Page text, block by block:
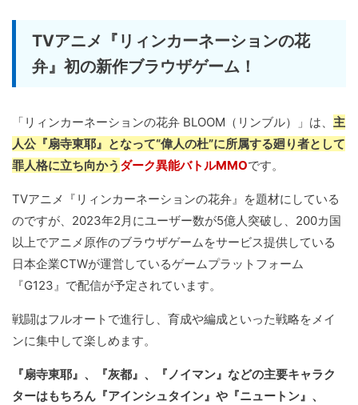
TVアニメ『リィンカーネーションの花
弁』初の新作ブラウザゲーム！
「リィンカーネーションの花弁 BLOOM（リンブル）」は、 主
人公『扇寺東耶』となって“偉人の杜”に所属する廻り者として
罪人格に立ち向かう ダーク異能バトルMMOです。
TVアニメ『リィンカーネーションの花弁』を題材にしている
のですが、2023年2月にユーザー数が5億人突破し、200カ国
以上でアニメ原作のブラウザゲームをサービス提供している
日本企業CTWが運営しているゲームプラットフォーム
『G123』で配信が予定されています。
戦闘はフルオートで進行し、育成や編成といった戦略をメイ
ンに集中して楽しめます。
『扇寺東耶』、『灰都』、『ノイマン』などの主要キャラク
ターはもちろん『アインシュタイン』や『ニュートン』、